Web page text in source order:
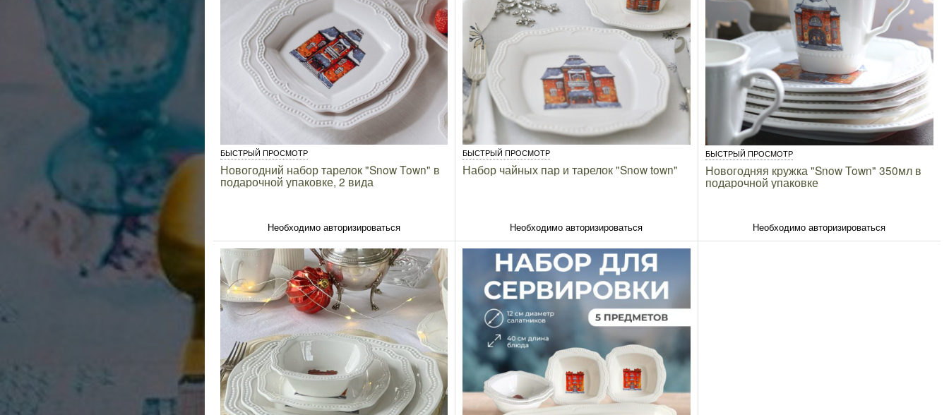
БЫСТРЫЙ ПРОСМОТР
Новогодний набор тарелок "Snow Town" в
подарочной упаковке, 2 вида
Необходимо авторизироваться
БЫСТРЫЙ ПРОСМОТР
Набор чайных пар и тарелок "Snow town"
Необходимо авторизироваться
БЫСТРЫЙ ПРОСМОТР
Новогодняя кружка "Snow Town" 350мл в
подарочной упаковке
Необходимо авторизироваться